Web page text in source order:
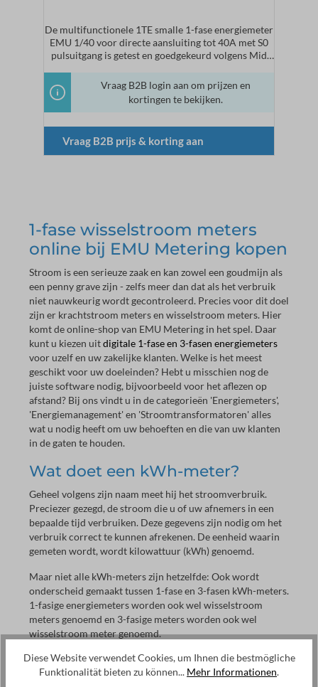
De multifunctionele 1TE smalle 1-fase energiemeter
EMU 1/40 voor directe aansluiting tot 40A met S0
pulsuitgang is getest en goedgekeurd volgens Mid
energiebeheer volgens ISO 50001 en voor de
facturering van energiekosten. S0 puls uitgangDe
EMU 1/40 wisselstroommeter heeft een S0
uitgang MID B+D goedkeuring voor facturering van
energiekosten Geschikt voor energiebeheer volgens
Instelbare polsslag en tijd: Pulsfrequentie: 1000
kWh Pulslengte: 100 ms
Vraag B2B login aan om prijzen en
kortingen te bekijken.
Vraag B2B prijs & korting aan
1-fase wisselstroom meters
online bij EMU Metering kopen
Stroom is een serieuze zaak en kan zowel een goudmijn als
een penny grave zijn - zelfs meer dan dat als het verbruik
niet nauwkeurig wordt gecontroleerd. Precies voor dit doel
zijn er krachtstroom meters en wisselstroom meters. Hier
komt de online-shop van EMU Metering in het spel. Daar
kunt u kiezen uitdigitale 1-fase en 3-fasen energiemeters
voor uzelf en uw zakelijke klanten. Welke is het meest
geschikt voor uw doeleinden? Hebt u misschien nog de
juiste software nodig, bijvoorbeeld voor het aflezen op
afstand? Bij ons vindt u in de categorieën 'Energiemeters',
'Energiemanagement' en 'Stroomtransformatoren' alles
wat u nodig heeft om uw behoeften en die van uw klanten
in de gaten te houden.
Wat doet een kWh-meter?
Geheel volgens zijn naam meet hij het stroomverbruik.
Preciezer gezegd, de stroom die u of uw afnemers in een
bepaalde tijd verbruiken. Deze gegevens zijn nodig om het
verbruik correct te kunnen afrekenen. De eenheid waarin
gemeten wordt, wordt kilowattuur (kWh) genoemd.
Maar niet alle kWh-meters zijn hetzelfde: Ook wordt
onderscheid gemaakt tussen 1-fase en 3-fasen kWh-meters.
1-fasige energiemeters worden ook wel wisselstroom
meters genoemd en 3-fasige meters worden ook wel
wisselstroom meter genoemd.
Wat zijn de functies van de 1-
fasige kWh-meters van EMU
Diese Website verwendet Cookies, um Ihnen die bestmögliche
Funktionalität bieten zu können... Mehr Informationen.